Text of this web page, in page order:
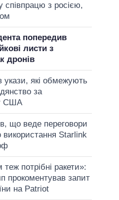
співпрацю з росією,
попередив
листи з
дронів
укази, які обмежують
за
США
що веде переговори
Starlink
потрібні ракети»:
прокоментував запит
на Patriot